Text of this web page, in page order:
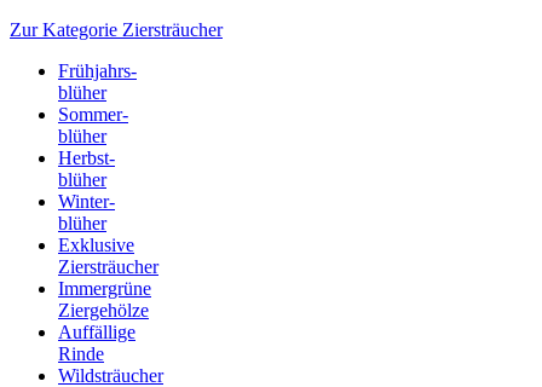
Zur Kategorie Ziersträucher
Frühjahrs-
blüher
Sommer-
blüher
Herbst-
blüher
Winter-
blüher
Exklusive
Ziersträucher
Immergrüne
Ziergehölze
Auffällige
Rinde
Wildsträucher